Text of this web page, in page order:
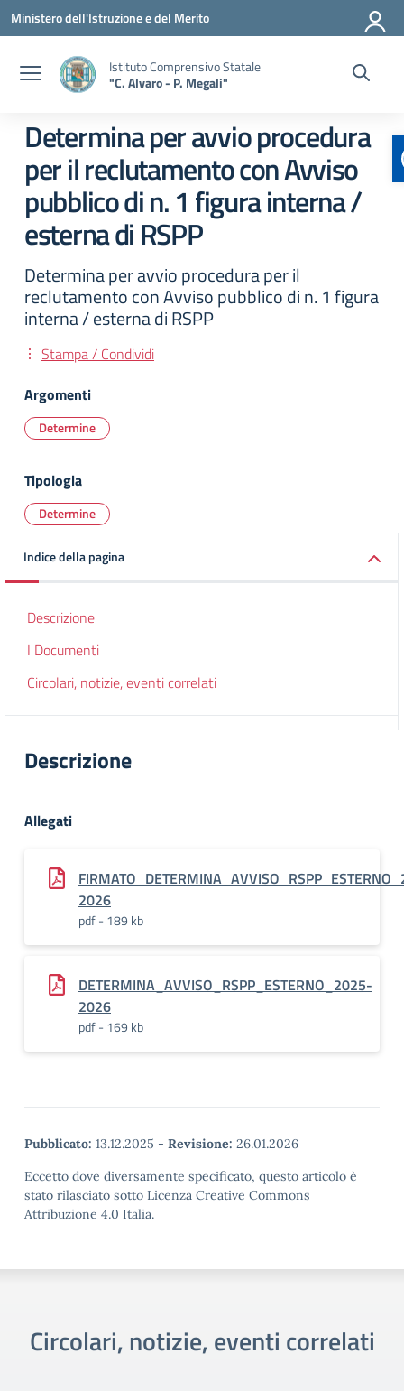
Vai ai contenuti
Vai al menu di navigazione
Vai al footer
Ministero dell'Istruzione e del Merito
Istituto Comprensivo Statale
"C. Alvaro - P. Megali"
Determina per avvio procedura
per il reclutamento con Avviso
pubblico di n. 1 figura interna /
esterna di RSPP
Determina per avvio procedura per il
reclutamento con Avviso pubblico di n. 1 figura
interna / esterna di RSPP
Stampa / Condividi
Argomenti
Determine
Tipologia
Determine
Indice della pagina
Descrizione
I Documenti
Circolari, notizie, eventi correlati
Descrizione
Allegati
2026
pdf - 189 kb
DETERMINA_AVVISO_RSPP_ESTERNO_2025-
2026
pdf - 169 kb
Pubblicato: 13.12.2025 - Revisione: 26.01.2026
Eccetto dove diversamente specificato, questo articolo è
stato rilasciato sotto Licenza Creative Commons
Attribuzione 4.0 Italia.
Circolari, notizie, eventi correlati